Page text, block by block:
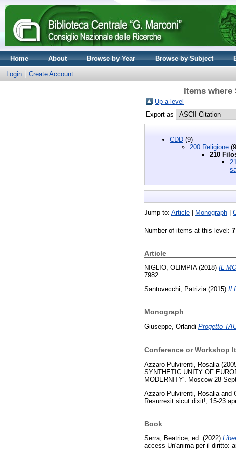
Home About Browse by Year Browse by Subject
Login Create Account
Items
Up a level
Export as
CDD (9)
200 Religione
210
Jump to: Article | Monograph |
Number of items at this level: 7
Article
NIGLIO, OLIMPIA(2018) IL
7982
Santovecchi, Patrizia(2015) Il
Monograph
Giuseppe, Orlandi Progetto
Conference or Workshop
Azzaro Pulvirenti, Rosalia
SYNTHETIC UNITY OF
MODERNITY'. Moscow 28
Azzaro Pulvirenti, Rosalia and
Resurrexit sicut dixit!, 15-23
Book
Serra, Beatrice, ed. (2022)
access Un'anima per il diritto: